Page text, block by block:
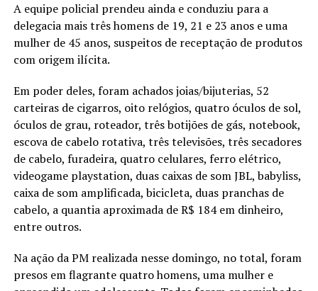
A equipe policial prendeu ainda e conduziu para a
delegacia mais três homens de 19, 21 e 23 anos e uma
mulher de 45 anos, suspeitos de receptação de produtos
com origem ilícita.
Em poder deles, foram achados joias/bijuterias, 52
carteiras de cigarros, oito relógios, quatro óculos de sol,
óculos de grau, roteador, três botijões de gás, notebook,
escova de cabelo rotativa, três televisões, três secadores
de cabelo, furadeira, quatro celulares, ferro elétrico,
videogame playstation, duas caixas de som JBL, babyliss,
caixa de som amplificada, bicicleta, duas pranchas de
cabelo, a quantia aproximada de R$ 184 em dinheiro,
entre outros.
Na ação da PM realizada nesse domingo, no total, foram
presos em flagrante quatro homens, uma mulher e